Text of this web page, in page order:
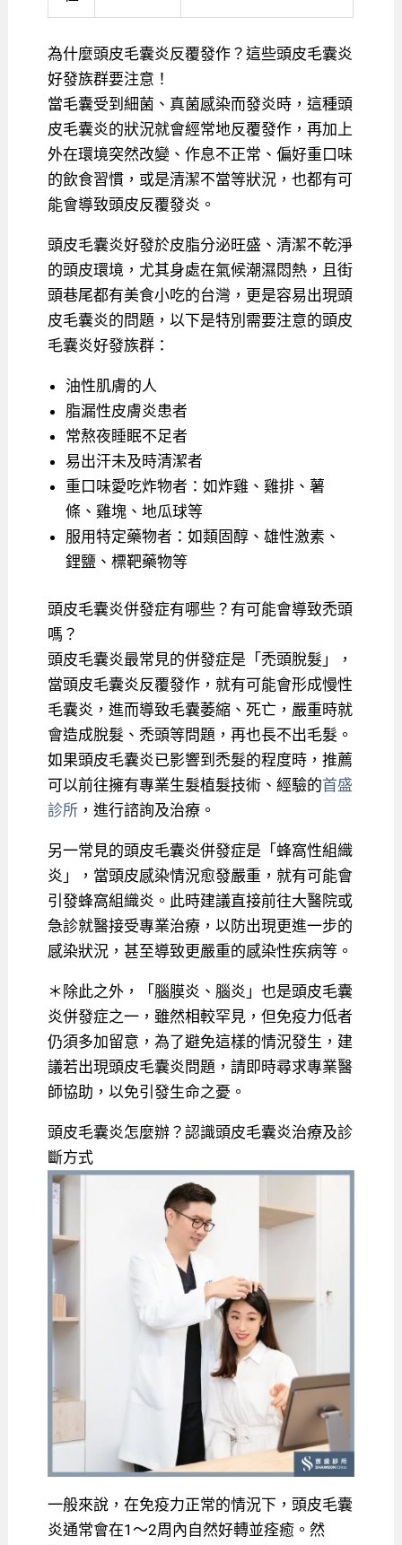
為什麼頭皮毛囊炎反覆發作？這些頭皮毛囊炎
好發族群要注意！
當毛囊受到細菌、真菌感染而發炎時，這種頭
皮毛囊炎的狀況就會經常地反覆發作，再加上
外在環境突然改變、作息不正常、偏好重口味
的飲食習慣，或是清潔不當等狀況，也都有可
能會導致頭皮反覆發炎。
頭皮毛囊炎好發於皮脂分泌旺盛、清潔不乾淨
的頭皮環境，尤其身處在氣候潮濕悶熱，且街
頭巷尾都有美食小吃的台灣，更是容易出現頭
皮毛囊炎的問題，以下是特別需要注意的頭皮
毛囊炎好發族群：
油性肌膚的人
脂漏性皮膚炎患者
常熬夜睡眠不足者
易出汗未及時清潔者
重口味愛吃炸物者：如炸雞、雞排、薯
條、雞塊、地瓜球等
服用特定藥物者：如類固醇、雄性激素、
鋰鹽、標靶藥物等
頭皮毛囊炎併發症有哪些？有可能會導致禿頭
嗎？
頭皮毛囊炎最常見的併發症是「禿頭脫髮」，
當頭皮毛囊炎反覆發作，就有可能會形成慢性
毛囊炎，進而導致毛囊萎縮、死亡，嚴重時就
會造成脫髮、禿頭等問題，再也長不出毛髮。
如果頭皮毛囊炎已影響到禿髮的程度時，推薦
可以前往擁有專業生髮植髮技術、經驗的首盛
診所 ，進行諮詢及治療。
另一常見的頭皮毛囊炎併發症是「蜂窩性組織
炎」，當頭皮感染情況愈發嚴重，就有可能會
引發蜂窩組織炎。此時建議直接前往大醫院或
急診就醫接受專業治療，以防出現更進一步的
感染狀況，甚至導致更嚴重的感染性疾病等。
＊除此之外，「腦膜炎、腦炎」也是頭皮毛囊
炎併發症之一，雖然相較罕見，但免疫力低者
仍須多加留意，為了避免這樣的情況發生，建
議若出現頭皮毛囊炎問題，請即時尋求專業醫
師協助，以免引發生命之憂。
頭皮毛囊炎怎麼辦？認識頭皮毛囊炎治療及診
斷方式
一般來說，在免疫力正常的情況下，頭皮毛囊
炎通常會在1～2周內自然好轉並痊癒。然